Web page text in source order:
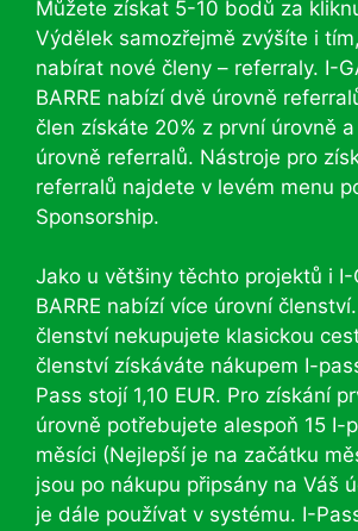
Můžete získat 5-10 bodů za
Výdělek samozřejmě zvýšíte i
nabírat nové členy – referraly. I-
BARRE nabízí dvě úrovně
člen získáte 20% z první úrovně
úrovně referralů. Nástroje pro
referralů najdete v levém menu
Sponsorship.
Jako u většiny těchto projektů i I-
BARRE nabízí více úrovní
členství nekupujete klasickou
členství získáváte nákupem I-
Pass stojí 1,10 EUR. Pro získání
úrovně potřebujete alespoň 15 I-
měsíci (Nejlepší je na začátku
jsou po nákupu připsány na Váš
je dále používat v systému. I-